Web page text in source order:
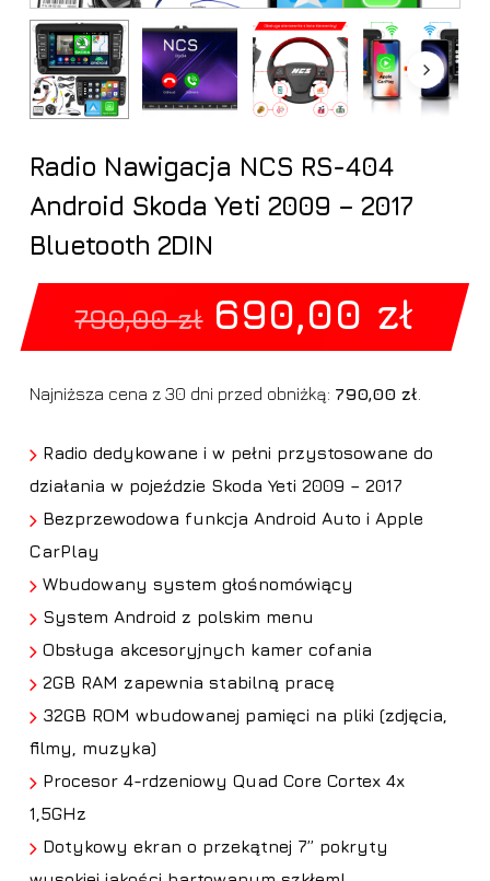
Radio Nawigacja NCS RS-404
Android Skoda Yeti 2009 – 2017
Bluetooth 2DIN
790,00zł Pierwotna
cena
wynosiła:
790,00 zł.
690,00 zł
Najniższa cena z 30 dni przed obniżką: 790,00 zł
Radio dedykowane i w pełni przystosowane do
działania w pojeździe Skoda Yeti 2009 – 2017
Bezprzewodowa funkcja Android Auto i Apple
CarPlay
Wbudowany system głośnomówiący
System Android z polskim menu
Obsługa akcesoryjnych kamer cofania
2GB RAM zapewnia stabilną pracę
32GB ROM wbudowanej pamięci na pliki (zdjęcia,
filmy, muzyka)
Procesor 4-rdzeniowy Quad Core Cortex 4x
1,5GHz
Dotykowy ekran o przekątnej 7” pokryty